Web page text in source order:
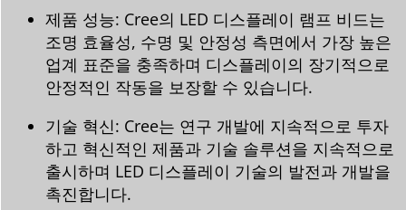
제품 성능: Cree의 LED 디스플레이 램프 비드는
조명 효율성, 수명 및 안정성 측면에서 가장 높은
업계 표준을 충족하며 디스플레이의 장기적으로
안정적인 작동을 보장할 수 있습니다.
기술 혁신: Cree는 연구 개발에 지속적으로 투자
하고 혁신적인 제품과 기술 솔루션을 지속적으로
출시하며 LED 디스플레이 기술의 발전과 개발을
촉진합니다.